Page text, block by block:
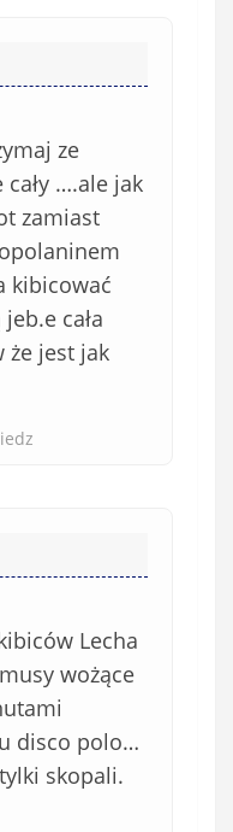
ze
….ale jak
zamiast
kibicować
cała
że jest jak
Lecha
wożące
disco polo…
skopali.